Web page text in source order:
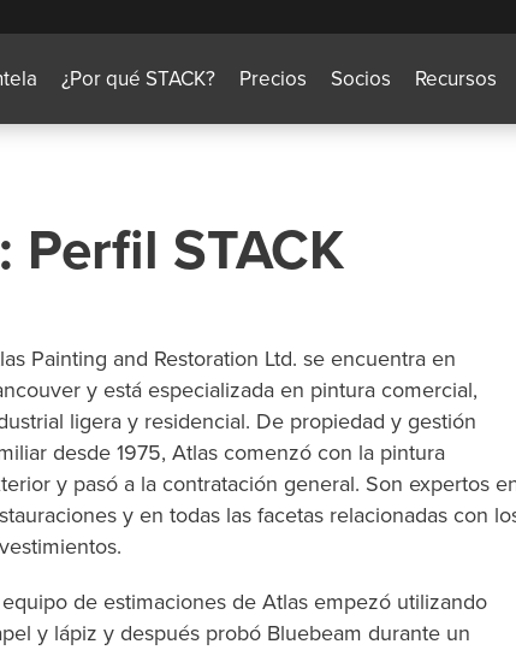
¿Por qué STACK? Precios Socios Recursos
STACK
Painting and Restoration Ltd. se encuentra en
y está especializada en pintura comercial,
ligera y residencial. De propiedad y gestión
desde 1975, Atlas comenzó con la pintura
y pasó a la contratación general. Son expertos
y en todas las facetas relacionadas con
equipo de estimaciones de Atlas empezó utilizando
y lápiz y después probó Bluebeam durante un